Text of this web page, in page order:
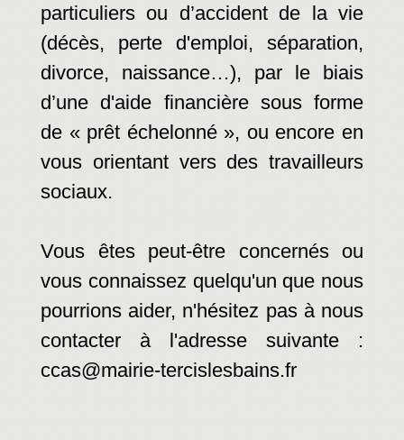
particuliers ou d’accident de la vie
(décès, perte d'emploi, séparation,
divorce, naissance…), par le biais
d’une d'aide financière sous forme
de « prêt échelonné », ou encore en
vous orientant vers des travailleurs
sociaux.
Vous êtes peut-être concernés ou
vous connaissez quelqu'un que nous
pourrions aider, n'hésitez pas à nous
contacter à l'adresse suivante :
ccas@mairie-tercislesbains.fr